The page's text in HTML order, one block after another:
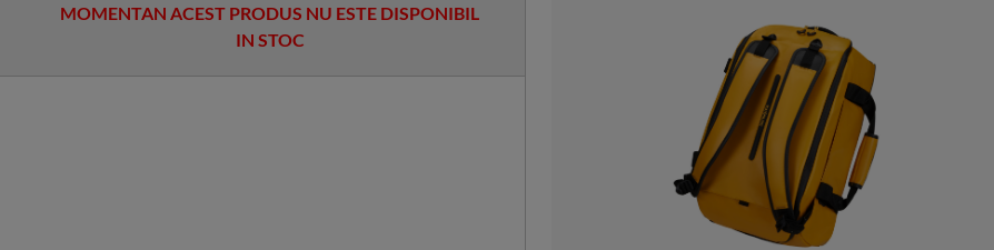
MOMENTAN ACEST PRODUS NU ESTE DISPONIBIL
IN STOC